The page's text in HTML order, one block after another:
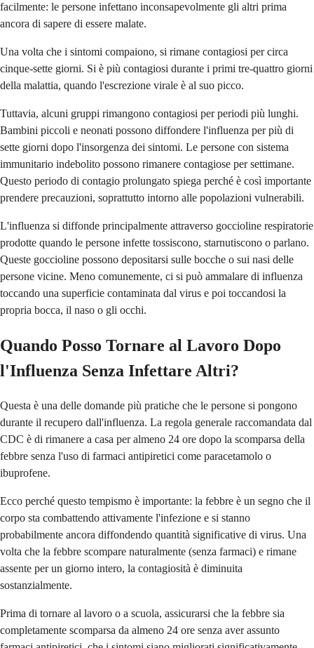
facilmente: le persone infettano inconsapevolmente gli altri prima
ancora di sapere di essere malate.
Una volta che i sintomi compaiono, si rimane contagiosi per circa
cinque-sette giorni. Si è più contagiosi durante i primi tre-quattro giorni
della malattia, quando l'escrezione virale è al suo picco.
Tuttavia, alcuni gruppi rimangono contagiosi per periodi più lunghi.
Bambini piccoli e neonati possono diffondere l'influenza per più di
sette giorni dopo l'insorgenza dei sintomi. Le persone con sistema
immunitario indebolito possono rimanere contagiose per settimane.
Questo periodo di contagio prolungato spiega perché è così importante
prendere precauzioni, soprattutto intorno alle popolazioni vulnerabili.
L'influenza si diffonde principalmente attraverso goccioline respiratorie
prodotte quando le persone infette tossiscono, starnutiscono o parlano.
Queste goccioline possono depositarsi sulle bocche o sui nasi delle
persone vicine. Meno comunemente, ci si può ammalare di influenza
toccando una superficie contaminata dal virus e poi toccandosi la
propria bocca, il naso o gli occhi.
Quando Posso Tornare al Lavoro Dopo
l'Influenza Senza Infettare Altri?
Questa è una delle domande più pratiche che le persone si pongono
durante il recupero dall'influenza. La regola generale raccomandata dal
CDC è di rimanere a casa per almeno 24 ore dopo la scomparsa della
febbre senza l'uso di farmaci antipiretici come paracetamolo o
ibuprofene.
Ecco perché questo tempismo è importante: la febbre è un segno che il
corpo sta combattendo attivamente l'infezione e si stanno
probabilmente ancora diffondendo quantità significative di virus. Una
volta che la febbre scompare naturalmente (senza farmaci) e rimane
assente per un giorno intero, la contagiosità è diminuita
sostanzialmente.
Prima di tornare al lavoro o a scuola, assicurarsi che la febbre sia
completamente scomparsa da almeno 24 ore senza aver assunto